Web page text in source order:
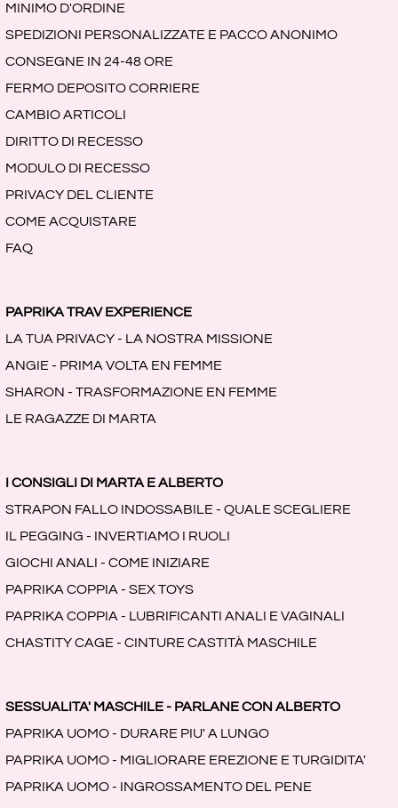
MINIMO D'ORDINE
SPEDIZIONI PERSONALIZZATE E PACCO ANONIMO
CONSEGNE IN 24-48 ORE
FERMO DEPOSITO CORRIERE
CAMBIO ARTICOLI
DIRITTO DI RECESSO
MODULO DI RECESSO
PRIVACY DEL CLIENTE
COME ACQUISTARE
FAQ
PAPRIKA TRAV EXPERIENCE
LA TUA PRIVACY - LA NOSTRA MISSIONE
ANGIE - PRIMA VOLTA EN FEMME
SHARON - TRASFORMAZIONE EN FEMME
LE RAGAZZE DI MARTA
I CONSIGLI DI MARTA E ALBERTO
STRAPON FALLO INDOSSABILE - QUALE SCEGLIERE
IL PEGGING - INVERTIAMO I RUOLI
GIOCHI ANALI - COME INIZIARE
PAPRIKA COPPIA - SEX TOYS
PAPRIKA COPPIA - LUBRIFICANTI ANALI E VAGINALI
CHASTITY CAGE - CINTURE CASTITÀ MASCHILE
SESSUALITA' MASCHILE - PARLANE CON ALBERTO
PAPRIKA UOMO - DURARE PIU' A LUNGO
PAPRIKA UOMO - MIGLIORARE EREZIONE E TURGIDITA'
PAPRIKA UOMO - INGROSSAMENTO DEL PENE